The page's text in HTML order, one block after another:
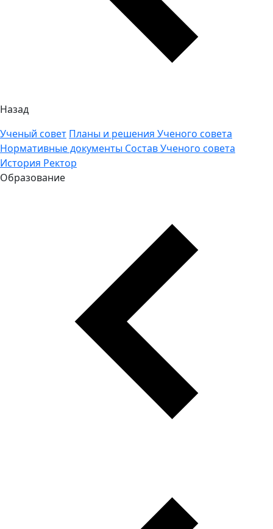
Назад
Ученый совет Планы и решения Ученого совета
Нормативные документы Состав Ученого совета
История Ректор
Образование